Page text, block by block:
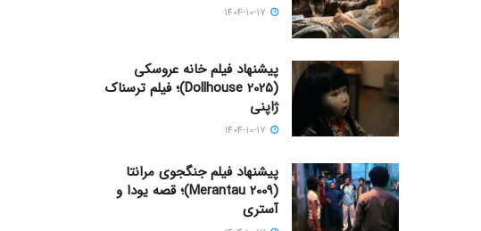
پیشنهاد فیلم خانه عروسکی
(Dollhouse 2025)؛ فیلم ترسناک
ژاپنی
پیشنهاد فیلم جنگجوی مرانتا
(Merantau 2009)؛ قصه یودا و
آستری